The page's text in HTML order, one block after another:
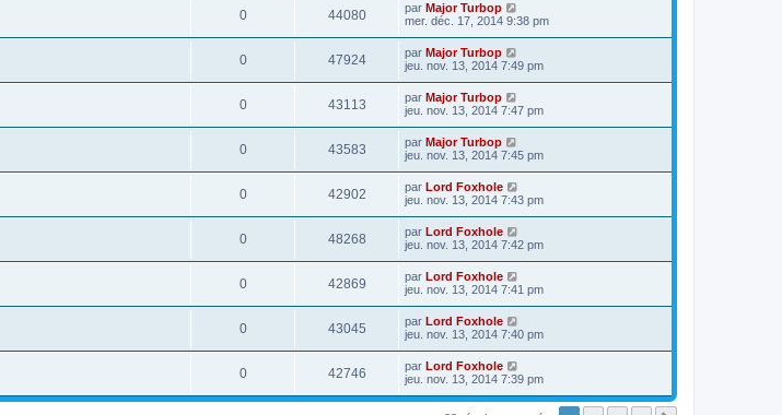
0 44080 par Major Turbop
mer. déc. 17, 2014 9:38 pm
0 47924 par Major Turbop
jeu. nov. 13, 2014 7:49 pm
0 43113 par Major Turbop
jeu. nov. 13, 2014 7:47 pm
0 43583 par Major Turbop
jeu. nov. 13, 2014 7:45 pm
0 42902 par Lord Foxhole
jeu. nov. 13, 2014 7:43 pm
0 48268 par Lord Foxhole
jeu. nov. 13, 2014 7:42 pm
0 42869 par Lord Foxhole
jeu. nov. 13, 2014 7:41 pm
0 43045 par Lord Foxhole
jeu. nov. 13, 2014 7:40 pm
0 42746 par Lord Foxhole
jeu. nov. 13, 2014 7:39 pm